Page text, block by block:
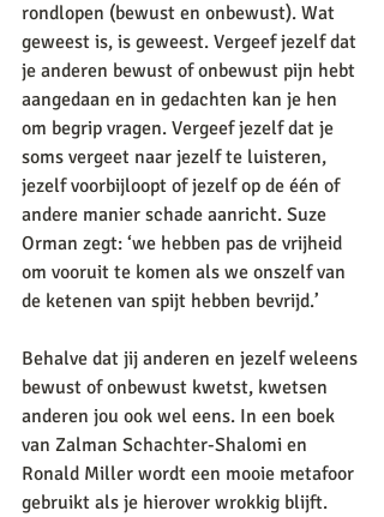
rondlopen (bewust en onbewust). Wat
geweest is, is geweest. Vergeef jezelf dat
je anderen bewust of onbewust pijn hebt
aangedaan en in gedachten kan je hen
om begrip vragen. Vergeef jezelf dat je
soms vergeet naar jezelf te luisteren,
jezelf voorbijloopt of jezelf op de één of
andere manier schade aanricht. Suze
Orman zegt: ‘we hebben pas de vrijheid
om vooruit te komen als we onszelf van
de ketenen van spijt hebben bevrijd.’
Behalve dat jij anderen en jezelf weleens
bewust of onbewust kwetst, kwetsen
anderen jou ook wel eens. In een boek
van Zalman Schachter-Shalomi en
Ronald Miller wordt een mooie metafoor
gebruikt als je hierover wrokkig blijft.